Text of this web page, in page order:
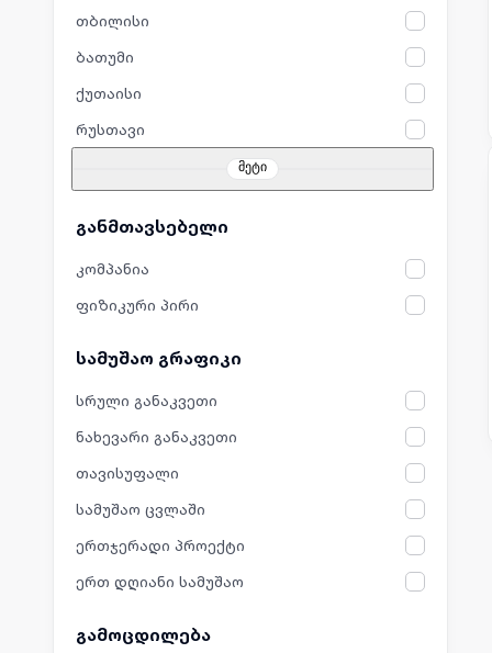
თბილისი
ბათუმი
ქუთაისი
რუსთავი
მეტი
განმთავსებელი
კომპანია
ფიზიკური პირი
სამუშაო გრაფიკი
სრული განაკვეთი
ნახევარი განაკვეთი
თავისუფალი
სამუშაო ცვლაში
ერთჯერადი პროექტი
ერთ დღიანი სამუშაო
გამოცდილება